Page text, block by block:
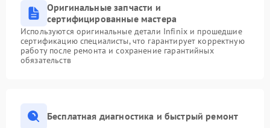
Оригинальные запчасти и
сертифицированные мастера
Используются оригинальные детали Infinix и прошедшие
сертификацию специалисты, что гарантирует корректную
работу после ремонта и сохранение гарантийных
обязательств
Бесплатная диагностика и быстрый ремонт